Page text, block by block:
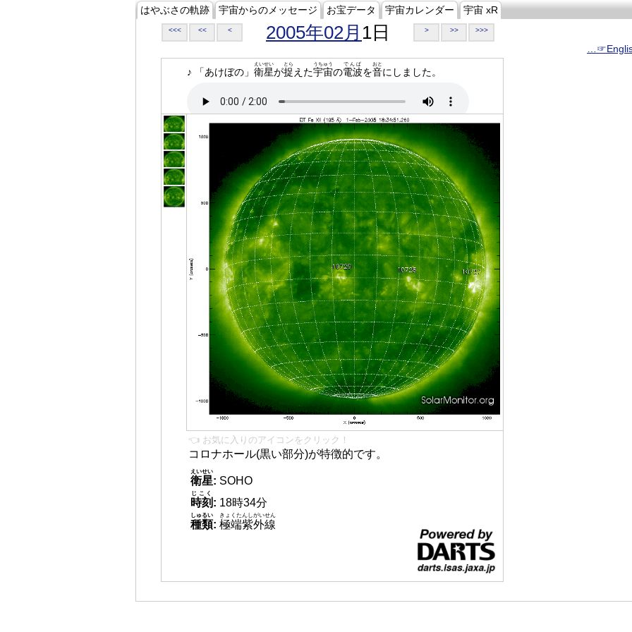
はやぶさの軌跡 宇宙からのメッセージ お宝データ 宇宙カレンダー 宇宙 xR
<<< << < 2005年02月 1日 > >> >>>
♪ 「あけぼの」 衛星
えいせい
が捉
とら
えた宇宙
うちゅう
の電波
でんぱ
を音
おと
にしました。
👈 お気に入りのアイコンをクリック！
コロナホール(黒い部分)が特徴的です。
衛星
えいせい
: SOHO
時刻
じこく
: 18時34分
種類
しゅるい
: 極端紫外線
きょくたんしがいせん